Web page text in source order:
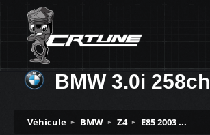
BMW 3.0i 258ch
Véhicule BMW Z4 E85 2003 ...